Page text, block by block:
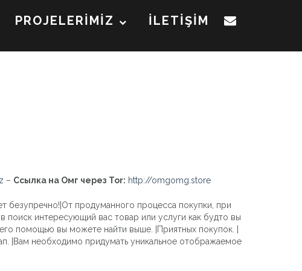
PROJELERİMİZ İLETİŞİM
– Ссылка на Омг через Tor: http://omgomg.store
безупречно!|От продуманного процесса покупки, при
поиск интересующий вас товар или услуги как будто вы
помощью вы можете найти выше. |Приятных покупок. |
|Вам необходимо придумать уникальное отображаемое